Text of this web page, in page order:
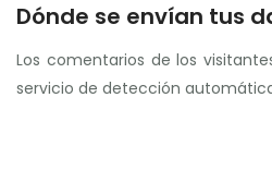
Dónde se envían tus
Los comentarios de los
servicio de detección